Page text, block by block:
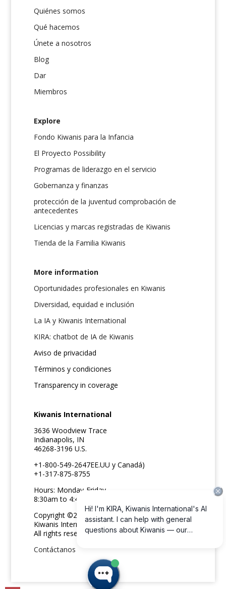
Quiénes somos
Qué hacemos
Únete a nosotros
Blog
Dar
Miembros
Explore
Fondo Kiwanis para la Infancia
El Proyecto Possibility
Programas de liderazgo en el servicio
Gobernanza y finanzas
protección de la juventud comprobación de
antecedentes
Licencias y marcas registradas de Kiwanis
Tienda de la Familia Kiwanis
More information
Oportunidades profesionales en Kiwanis
Diversidad, equidad e inclusión
La IA y Kiwanis International
KIRA: chatbot de IA de Kiwanis
Aviso de privacidad
Términos y condiciones
Transparency in coverage
Kiwanis International
3636 Woodview Trace
Indianapolis, IN
46268-3196 U.S.
+1-800-549-2647EE.UU y Canadá)
+1-317-875-8755
Hours: Monday-Friday
8:30am to 4:45pm ET
Copyright ©2026
Kiwanis International
All rights reserved
Contáctanos